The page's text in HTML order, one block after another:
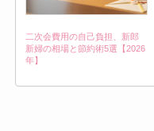
二次会費用の自己負担、新郎
新婦の相場と節約術5選【2026
年】